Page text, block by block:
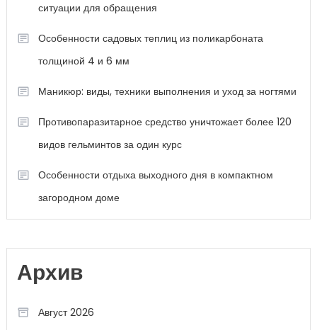
ситуации для обращения
Особенности садовых теплиц из поликарбоната
толщиной 4 и 6 мм
Маникюр: виды, техники выполнения и уход за ногтями
Противопаразитарное средство уничтожает более 120
видов гельминтов за один курс
Особенности отдыха выходного дня в компактном
загородном доме
Архив
Август 2026